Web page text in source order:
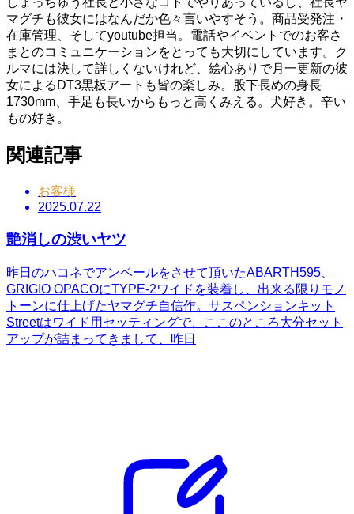
マグチも彼女にはなんだか色々言いやすそう。商品受発注・
在庫管理、そしてyoutube担当。電話やイベントでのお客さ
まとのコミュニケーションをとっても大切にしています。ク
ルマには決して詳しくないけれど、絵心ありで月一更新の彼
女によるDT3黒板アートも皆の楽しみ。股下長めの身長
1730mm、手足も長いからもっと高くみえる。犬好き。辛い
もの好き。
関連記事
お客様
2025.07.22
艶消しの渋いヤツ
昨日のハコネでアンベールをさせて頂いたABARTH595、
GRIGIO OPACOにTYPE-2ワイドを装着し、出来る限りモノ
トーンに仕上げたヤマグチ自信作。サスペンションキット
Streetはワイド用セッティングで、ここのところ大分セット
アップが詰まってきまして、昨日